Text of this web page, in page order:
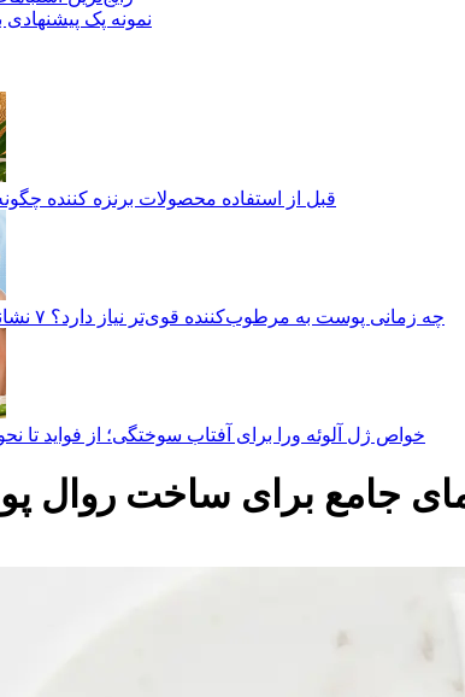
نمونه پک
قبل از استفاده محصولات برنزه کننده
چه زمانی پوست به مرطوب‌کننده قوی‌تر نیاز دارد؟ ۷ نشانه که نباید نادیده بگیرید
خواص ژل آلوئه ورا برای آفتاب سوختگی؛ از فواید تا
جامع برای ساخت